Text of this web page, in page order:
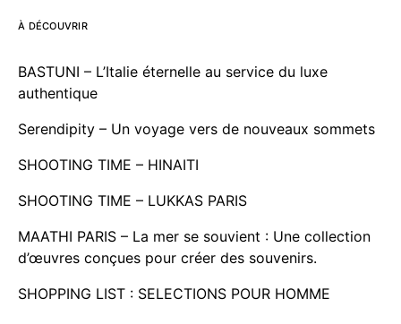
À DÉCOUVRIR
BASTUNI – L’Italie éternelle au service du luxe
authentique
Serendipity – Un voyage vers de nouveaux sommets
SHOOTING TIME – HINAITI
SHOOTING TIME – LUKKAS PARIS
MAATHI PARIS – La mer se souvient : Une collection
d’œuvres conçues pour créer des souvenirs.
SHOPPING LIST : SELECTIONS POUR HOMME